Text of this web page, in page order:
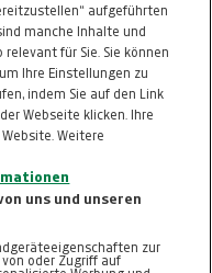
aufgeführten
manche Inhalte und
für Sie. Sie können
Ihre Einstellungen zu
indem Sie auf den Link
Webseite klicken. Ihre
Weitere
uns und unseren
zur
oder Zugriff auf